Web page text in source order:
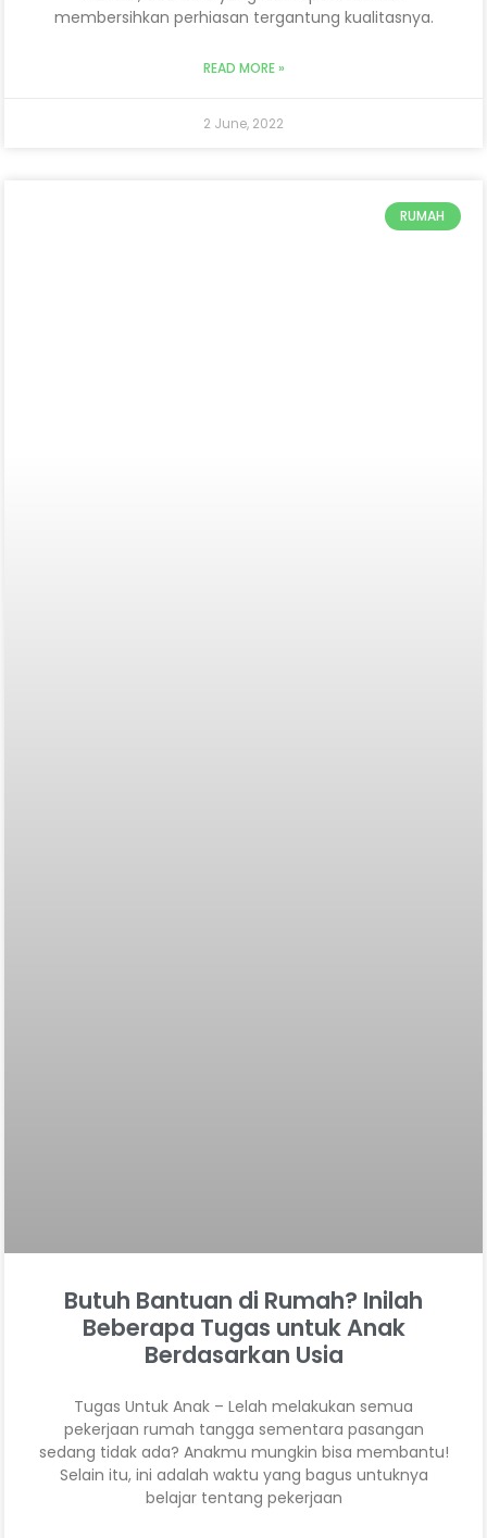
membersihkan perhiasan tergantung kualitasnya.
READ MORE »
2 June, 2022
RUMAH
Butuh Bantuan di Rumah? Inilah
Beberapa Tugas untuk Anak
Berdasarkan Usia
Tugas Untuk Anak – Lelah melakukan semua
pekerjaan rumah tangga sementara pasangan
sedang tidak ada? Anakmu mungkin bisa membantu!
Selain itu, ini adalah waktu yang bagus untuknya
belajar tentang pekerjaan